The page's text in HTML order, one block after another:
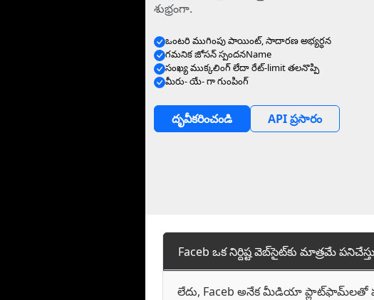
శుభ్రంగా.
ఒంటరి ముగింపు పాయింట్, సాదారణ అభ్యర్ధన
గమనిక జోసన్ స్పందనName
సంఖ్య ముక్కలింగ్ లేదా రేట్-limit తలనొప్పి
మీరు- యే- గా గుంపింగ్
దృవీకరించండి API ప్రసారం
Faceb ఒక నిర్దిష్ట వెబ్‌సైట్‌కు మాత్రమే
లేదు, Faceb అనేక మీడియా ప్లాట్‌ఫామ్‌లతో